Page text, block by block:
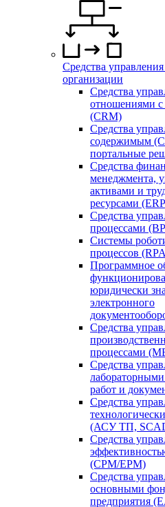
Средства
организации
Средства
отношениями с
(CRM)
Средства
содержимым
портальные
Средства
менеджмента,
активами и
ресурсами
Средства
процессами
Системы
процессов
Программное
юридически
электронного
Средства
процессами
Средства
работ и
Средства
(АСУ ТП,
Средства
(CPM/EPM)
Средства
основными
предприятия